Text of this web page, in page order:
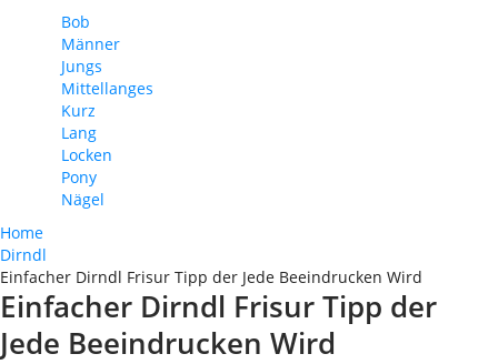
Bob
Männer
Jungs
Mittellanges
Kurz
Lang
Locken
Pony
Nägel
Home
Dirndl
Einfacher Dirndl Frisur Tipp der Jede Beeindrucken Wird
Einfacher Dirndl Frisur Tipp der
Jede Beeindrucken Wird